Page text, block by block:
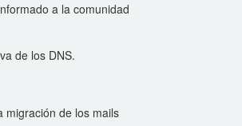
a la comunidad
de los DNS.
migración de los mails